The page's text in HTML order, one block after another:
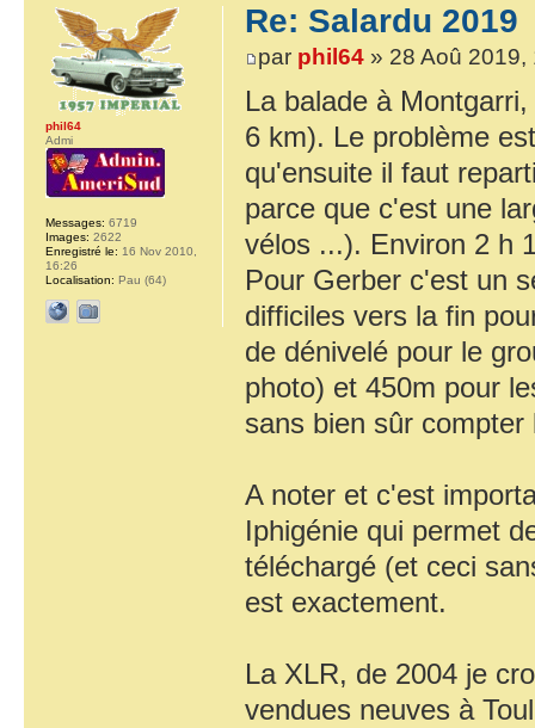
Re: Salardu 2019
par phil64» 28 Aoû 2019,
La balade à
6 km). Le problème
qu'ensuite il faut
parce que c'est une
vélos ...). Environ 2 h
Pour Gerber c'est un
difficiles vers la fin
de dénivelé pour le
photo) et 450m pour
sans bien sûr
A noter et c'est
Iphigénie qui permet
téléchargé (et ceci
est exactement.
La XLR, de 2004 je
vendues neuves à
phil64
Admi
Messages: 6719
Images: 2622
Enregistré le: 16 Nov 2010,
16:26
Localisation: Pau (64)